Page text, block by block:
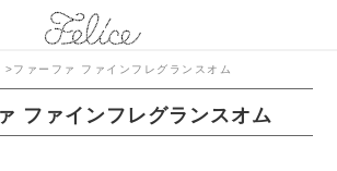
>ファーファ ファインフレグランスオム
ファインフレグランスオム